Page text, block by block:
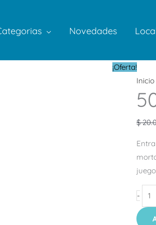
Novedades
¡Oferta!
Inicio
$
-
de